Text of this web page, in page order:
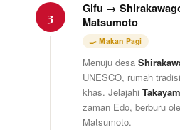
3
Gifu →
Matsumoto
🍳 Makan Pagi
Menuju desa
UNESCO, rumah
khas. Jelajahi
zaman Edo, berburu
Matsumoto.